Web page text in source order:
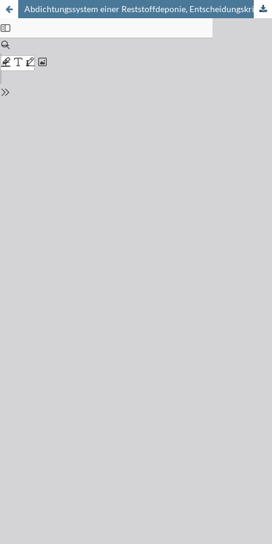
Abdichtungssystem einer Reststoffdeponie, Entscheidungskriterien und Nutzwertanalyse